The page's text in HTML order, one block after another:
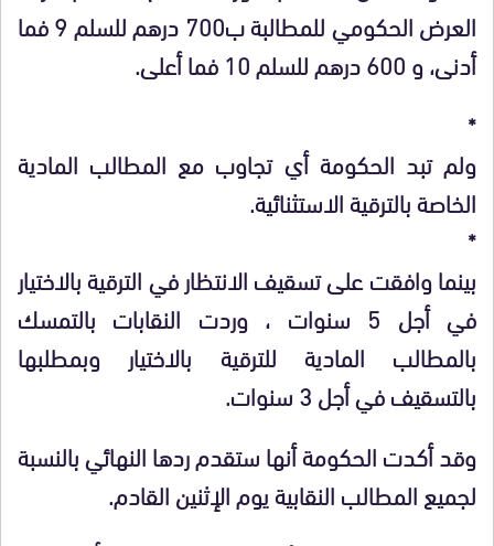
العرض الحكومي للمطالبة ب700 درهم للسلم 9 فما
أدنى، و 600 درهم للسلم 10 فما أعلى.
*
ولم تبد الحكومة أي تجاوب مع المطالب المادية
الخاصة بالترقية الاستثنائية.
*
بينما وافقت على تسقيف الانتظار في الترقية بالاختيار
في أجل 5 سنوات ، وردت النقابات بالتمسك
بالمطالب المادية للترقية بالاختيار وبمطلبها
بالتسقيف في أجل 3 سنوات.
وقد أكدت الحكومة أنها ستقدم ردها النهائي بالنسبة
لجميع المطالب النقابية يوم الإثنين القادم.